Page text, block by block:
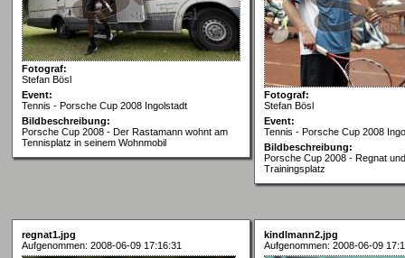
Fotograf:
Stefan Bösl
Event:
Tennis - Porsche Cup 2008 Ingolstadt
Bildbeschreibung:
Porsche Cup 2008 - Der Rastamann wohnt am
Tennisplatz in seinem Wohnmobil
Fotograf:
Stefan Bösl
Event:
Tennis - Porsche Cup 2008
Bildbeschreibung:
Porsche Cup 2008 - Regnat
Trainingsplatz
regnat1.jpg
Aufgenommen: 2008-06-09 17:16:31
kindlmann2.jpg
Aufgenommen: 2008-06-09